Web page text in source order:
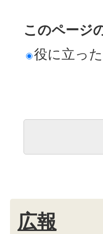
このページ
役に立った
広報